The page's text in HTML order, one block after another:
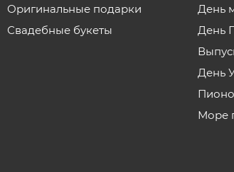
Оригинальные подарки
Свадебные букеты
День
День
День
Море